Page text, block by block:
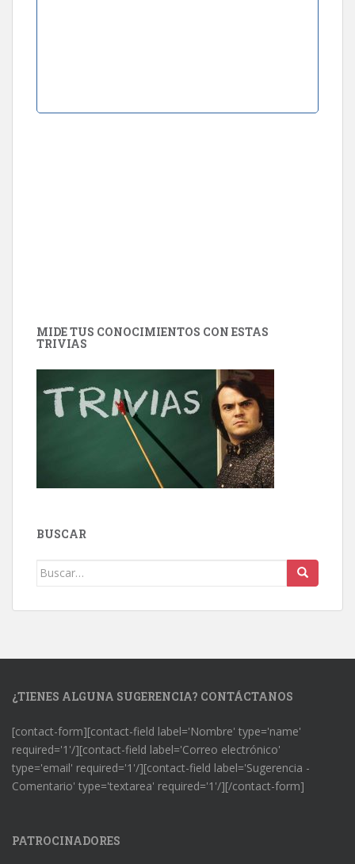
MIDE TUS CONOCIMIENTOS CON ESTAS
TRIVIAS
BUSCAR
Buscar:
¿TIENES ALGUNA SUGERENCIA? CONTÁCTANOS
[contact-form][contact-field label='Nombre' type='name'
required='1'/][contact-field label='Correo electrónico'
type='email' required='1'/][contact-field label='Sugerencia -
Comentario' type='textarea' required='1'/][/contact-form]
PATROCINADORES